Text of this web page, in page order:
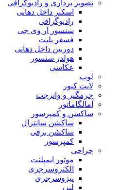
تصویر برداری و رادیوگرافی
اسکنر داخل دهانی
رادیوگرافی
سنسور آر وی جی
فسفر پلیت
دوربین داخل دهانی
هولدر سنسور
عکاسی
لوپ
لایت کیور
جرمگیر و واترجت
آمالگاماتور
ساکشن و کمپرسور
ساکشن سانترال
ساکشن برقی
کمپرسور
جراحی
موتور ایمپلنت
الکتروسرجری
پیزوسرجری
لیزر